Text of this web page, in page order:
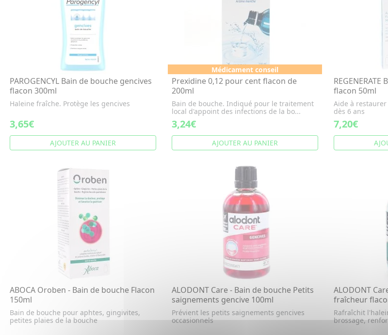
PAROGENCYL Bain de bouche gencives
flacon 300ml
Haleine fraîche. Protège les gencives
3,65€
AJOUTER AU PANIER
Médicament conseil
Prexidine 0,12 pour cent flacon de
200ml
Bain de bouche. Indiqué pour le traitement
local d'appoint des infections de la bo...
3,24€
AJOUTER AU PANIER
flacon 50ml
Aide à
dès 6 ans
7,20€
ABOCA Oroben - Bain de bouche Flacon
150ml
Bain de bouche pour aphtes, gingivites,
petites plaies de la bouche
ALODONT Care - Bain de bouche Petits
saignements gencive 100ml
Prévient les petits saignements gencives
occasionnels
ALODONT
fraîcheur
Rafraîchit
brossage,